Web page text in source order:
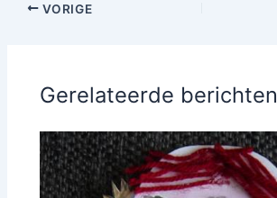
VORIGE
Gerelateerde berichten